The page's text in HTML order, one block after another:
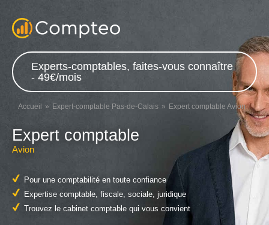
Experts-comptables, faites-vous connaître
- 49€/mois
Accueil Expert-comptable Pas-de-Calais Expert comptable Avion
Expert comptable
Avion
Pour une comptabilité en toute confiance
Expertise comptable, fiscale, sociale, juridique
Trouvez le cabinet comptable qui vous convient